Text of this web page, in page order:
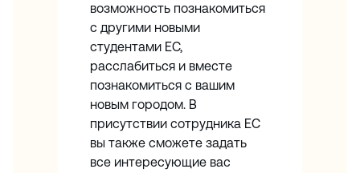
возможность познакомиться
с другими новыми
студентами EC,
расслабиться и вместе
познакомиться с вашим
новым городом. В
присутствии сотрудника EC
вы также сможете задать
все интересующие вас